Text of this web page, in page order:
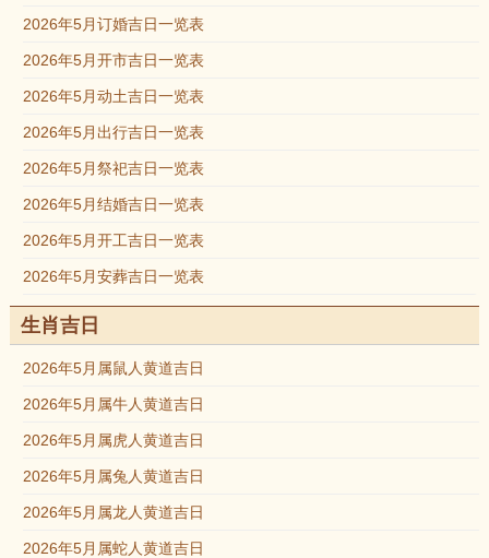
2026年5月订婚吉日一览表
2026年5月开市吉日一览表
2026年5月动土吉日一览表
2026年5月出行吉日一览表
2026年5月祭祀吉日一览表
2026年5月结婚吉日一览表
2026年5月开工吉日一览表
2026年5月安葬吉日一览表
生肖吉日
2026年5月属鼠人黄道吉日
2026年5月属牛人黄道吉日
2026年5月属虎人黄道吉日
2026年5月属兔人黄道吉日
2026年5月属龙人黄道吉日
2026年5月属蛇人黄道吉日